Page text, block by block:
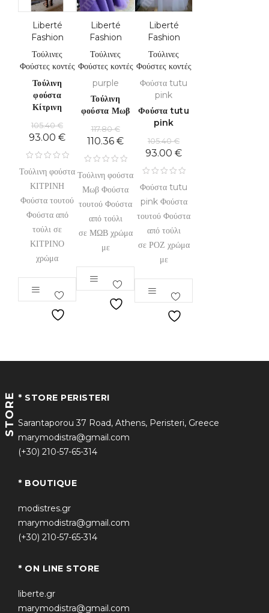
Liberté
Fashion
Τούλινες
Φούστες κοντές
Τούλινη
φούστα
Κίτρινη
105.40€
93.00 €
Τούλινη φούστα
ΚΙΤΡΙΝΗ
Φούστα τουτού
Φούστα από
τούλι σε
ΚΙΤΡΙΝΟ
χρώμα
Liberté
Fashion
Τούλινες
Φούστες κοντές
purple
Τούλινη
φούστα Μωβ
117.80€
110.36 €
Τούλινη φούστα
Μωβ Φούστα
τουτού Φούστα
από τούλι
σε ΜΩΒ χρώμα
με
Liberté
Fashion
Τούλινες
Φούστες κοντές
Φούστα tutu
pink
Φούστα tutu
pink
105.40€
93.00 €
Φούστα tutu
pink Φούστα
τουτού Φούστα
από τούλι
σε ΡΟΖ χρώμα
με
STORE * STORE PERISTERI
Sarantaporou 37 Road, Athens, Peristeri, Greece
marymodistra@gmail.com
(+30) 210-57-65-314
* BOUTIQUE
modistres.gr
marymodistra@gmail.com
(+30) 210-57-65-314
* ON LINE STORE
liberte.gr
marymodistra@gmail.com